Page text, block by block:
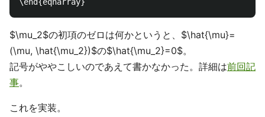
$\mu_2$の初項のゼロは何かというと、$\hat{\mu}=
(\mu, \hat{\mu_2})$の$\hat{\mu_2}=0$。
記号がややこしいのであえて書かなかった。詳細は前回記
事。
これを実装。